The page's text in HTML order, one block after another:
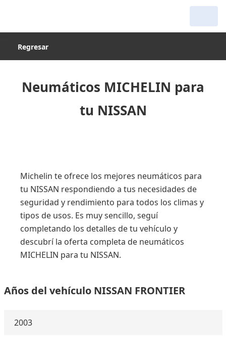
Regresar
Neumáticos MICHELIN para
tu NISSAN
Michelin te ofrece los mejores neumáticos para
tu NISSAN respondiendo a tus necesidades de
seguridad y rendimiento para todos los climas y
tipos de usos. Es muy sencillo, seguí
completando los detalles de tu vehículo y
descubrí la oferta completa de neumáticos
MICHELIN para tu NISSAN.
Años del vehículo NISSAN FRONTIER
2003